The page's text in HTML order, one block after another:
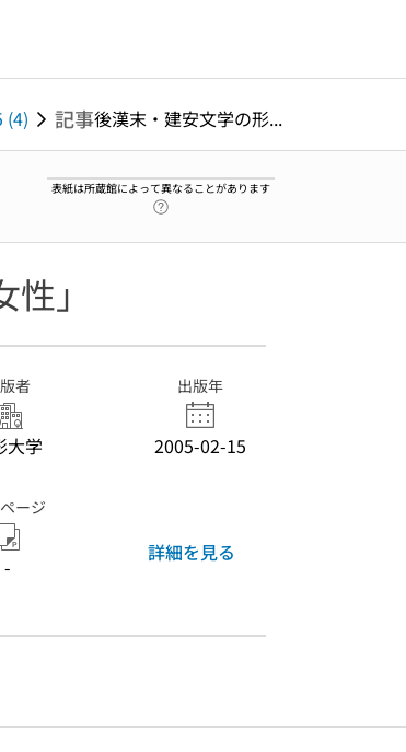
(4) 記事後漢末・建安文学の形...
表紙は所蔵館によって異なることがあります
」
者
大学
出版年
2005-02-15
ージ
-
詳細を見る